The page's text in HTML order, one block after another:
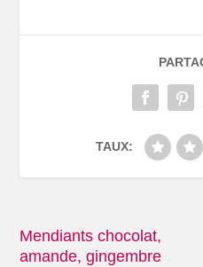
TAUX:
Mendiants chocolat,
amande, gingembre